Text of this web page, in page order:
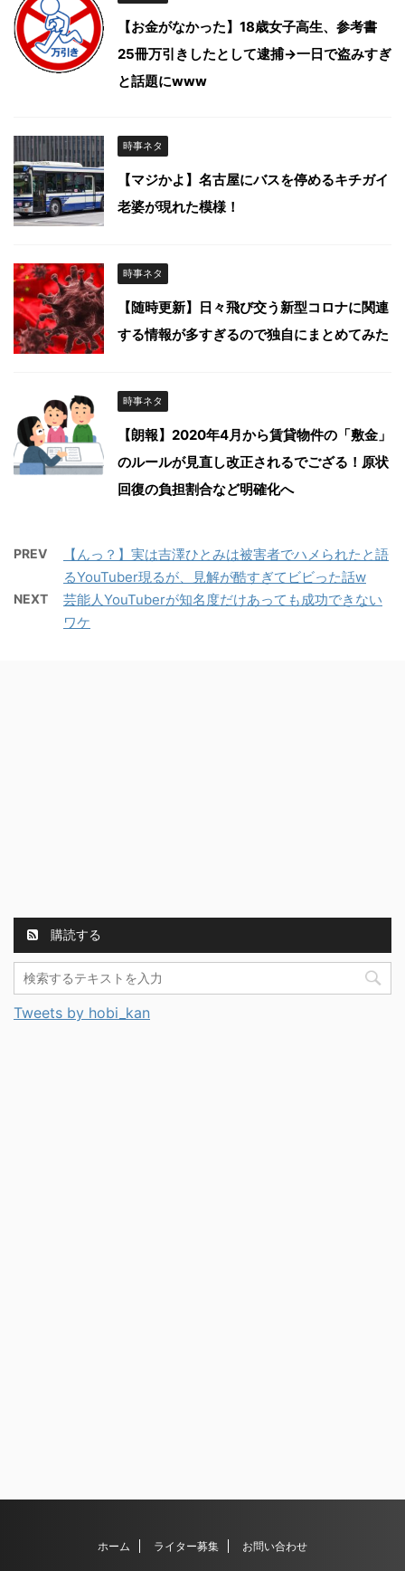
【お金がなかった】18歳女子高生、参考書
25冊万引きしたとして逮捕→一日で盗みすぎ
と話題にwww
時事ネタ
【マジかよ】名古屋にバスを停めるキチガイ
老婆が現れた模様！
時事ネタ
【随時更新】日々飛び交う新型コロナに関連
する情報が多すぎるので独自にまとめてみた
時事ネタ
【朗報】2020年4月から賃貸物件の「敷金」
のルールが見直し改正されるでござる！原状
回復の負担割合など明確化へ
PREV
【んっ？】実は吉澤ひとみは被害者でハメられたと語
るYouTuber現るが、見解が酷すぎてビビった話w
NEXT
芸能人YouTuberが知名度だけあっても成功できない
ワケ
購読する
Tweets by hobi_kan
ホーム ライター募集 お問い合わせ